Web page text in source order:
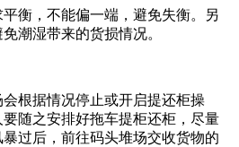
，不能偏一端，避免失衡。另
潮湿带来的货损情况。
根据情况停止或开启提还柜操
随之安排好拖车提柜还柜，尽量
过后，前往码头堆场交收货物的